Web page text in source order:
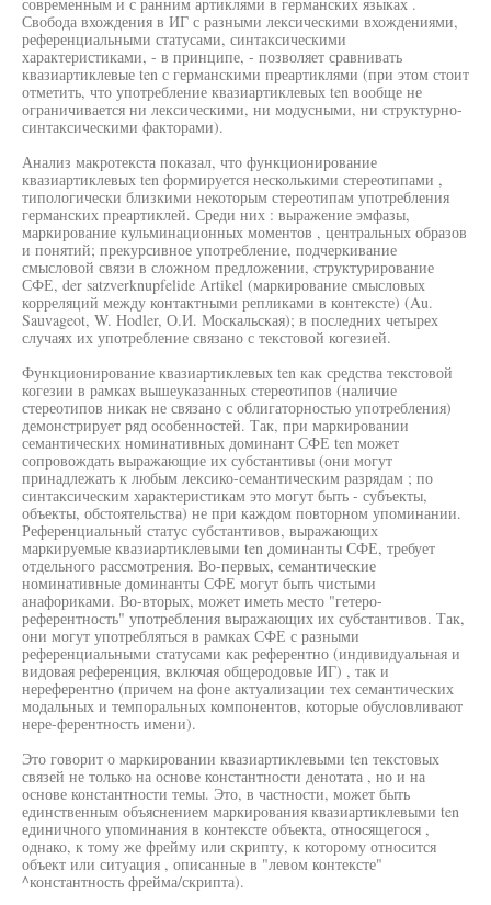
Свобода вхождения в ИГ с разными лексическими вхождениями,
референциальными статусами, синтаксическими
характеристиками, - в принципе, - позволяет сравнивать
квазиартиклевые ten с германскими преартиклями (при этом стоит
отметить, что употребление квазиартиклевых ten вообще не
ограничивается ни лексическими, ни модусными, ни структурно-
синтаксическими факторами).
Анализ макротекста показал, что функционирование
квазиартиклевых ten формируется несколькими стереотипами ,
типологически близкими некоторым стереотипам употребления
германских преартиклей. Среди них : выражение эмфазы,
маркирование кульминационных моментов , центральных образов
и понятий; прекурсивное употребление, подчеркивание
смысловой связи в сложном предложении, структурирование
СФЕ, der satzverknupfelide Artikel (маркирование смысловых
корреляций между контактными репликами в контексте) (Au.
Sauvageot, W. Hodler, О.И. Москальская); в последних четырех
случаях их употребление связано с текстовой когезией.
Функционирование квазиартиклевых ten как средства текстовой
когезии в рамках вышеуказанных стереотипов (наличие
стереотипов никак не связано с облигаторностью употребления)
демонстрирует ряд особенностей. Так, при маркировании
семантических номинативных доминант СФЕ ten может
сопровождать выражающие их субстантивы (они могут
принадлежать к любым лексико-семантическим разрядам ; по
синтаксическим характеристикам это могут быть - субъекты,
объекты, обстоятельства) не при каждом повторном упоминании.
Референциальный статус субстантивов, выражающих
маркируемые квазиартиклевыми ten доминанты СФЕ, требует
отдельного рассмотрения. Во-первых, семантические
номинативные доминанты СФЕ могут быть чистыми
анафориками. Во-вторых, может иметь место "гетеро-
референтность" употребления выражающих их субстантивов. Так,
они могут употребляться в рамках СФЕ с разными
референциальными статусами как референтно (индивидуальная и
видовая референция, включая общеродовые ИГ) , так и
нереферентно (причем на фоне актуализации тех семантических
модальных и темпоральных компонентов, которые обусловливают
нере-ферентность имени).
Это говорит о маркировании квазиартиклевыми ten текстовых
связей не только на основе константности денотата , но и на
основе константности темы. Это, в частности, может быть
единственным объяснением маркирования квазиартиклевыми ten
единичного упоминания в контексте объекта, относящегося ,
однако, к тому же фрейму или скрипту, к которому относится
объект или ситуация , описанные в "левом контексте"
^константность фрейма/скрипта).